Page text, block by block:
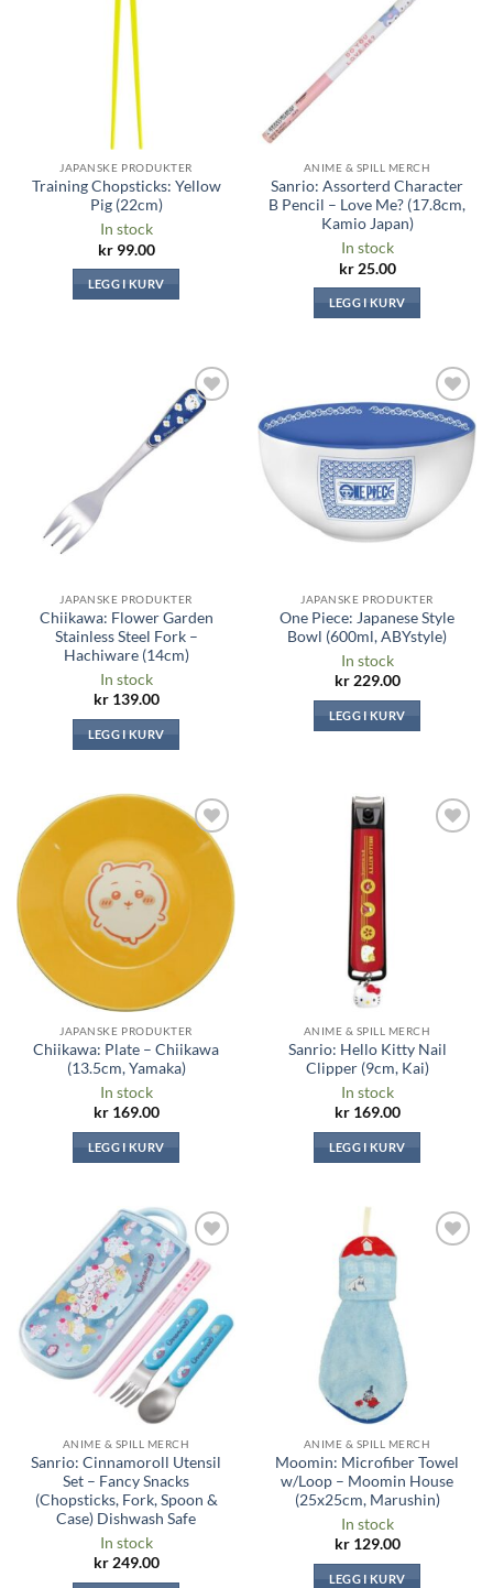
JAPANSKE PRODUKTER
Training Chopsticks: Yellow
Pig (22cm)
In stock
kr99.00
LEGG I KURV
ANIME & SPILL MERCH
Sanrio: Assorterd Character
B Pencil – Love Me? (17.8cm,
Kamio Japan)
In stock
kr25.00
LEGG I KURV
Legg til i
ønskeliste
JAPANSKE PRODUKTER
Chiikawa: Flower Garden
Stainless Steel Fork –
Hachiware (14cm)
In stock
kr139.00
LEGG I KURV
Legg til i
ønskeliste
JAPANSKE PRODUKTER
One Piece: Japanese Style
Bowl (600ml, ABYstyle)
In stock
kr229.00
LEGG I KURV
Legg til i
ønskeliste
JAPANSKE PRODUKTER
Chiikawa: Plate – Chiikawa
(13.5cm, Yamaka)
In stock
kr169.00
LEGG I KURV
ANIME & SPILL MERCH
Sanrio: Hello Kitty Nail
Clipper (9cm, Kai)
In stock
kr169.00
LEGG I KURV
Legg til i
ønskeliste
ANIME & SPILL MERCH
Sanrio: Cinnamoroll Utensil
Set – Fancy Snacks
(Chopsticks, Fork, Spoon &
Case) Dishwash Safe
In stock
kr249.00
ANIME & SPILL MERCH
Moomin: Microfiber Towel
w/Loop – Moomin House
(25x25cm, Marushin)
In stock
kr129.00
LEGG I KURV